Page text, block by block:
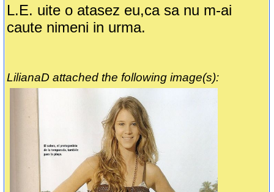
L.E. uite o atasez eu,ca sa nu m-ai
caute nimeni in urma.
LilianaD attached the following image(s):